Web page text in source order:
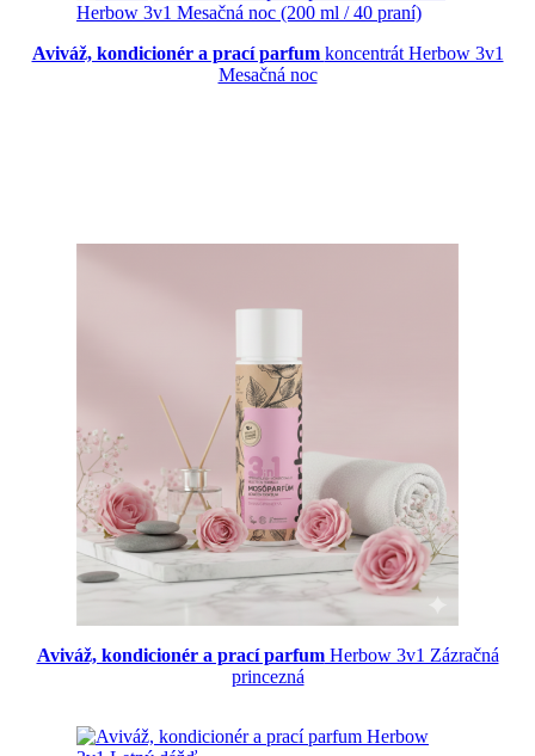
Aviváž, kondicionér a prací parfum koncentrát Herbow 3v1
Mesačná noc
Aviváž, kondicionér a prací parfumHerbow 3v1 Zázračná
princezná